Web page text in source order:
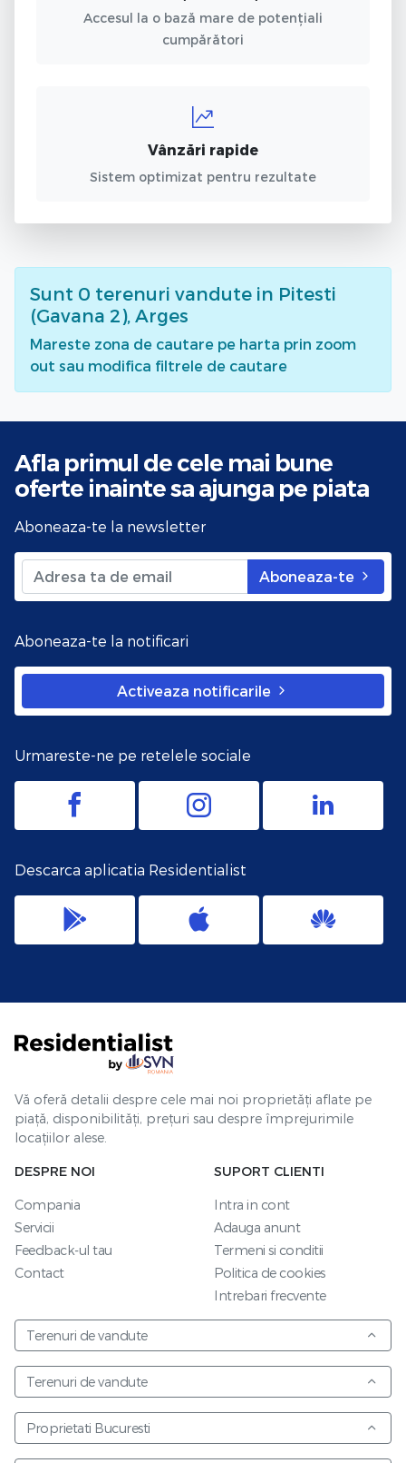
Accesul la o bază mare de potențiali
cumpărători
Vânzări rapide
Sistem optimizat pentru rezultate
Sunt 0 terenuri vandute in Pitesti
(Gavana 2), Arges
Mareste zona de cautare pe harta prin zoom
out sau modifica filtrele de cautare
Afla primul de cele mai bune
oferte inainte sa ajunga pe piata
Aboneaza-te la newsletter
Aboneaza-te
Aboneaza-te la notificari
Activeaza notificarile
Urmareste-ne pe retelele sociale
Descarca aplicatia Residentialist
Vă oferă detalii despre cele mai noi proprietăți aflate pe
piață, disponibilități, prețuri sau despre împrejurimile
locațiilor alese.
DESPRE NOI
Compania
Servicii
Feedback-ul tau
Contact
SUPORT CLIENTI
Intra in cont
Adauga anunt
Termeni si conditii
Politica de cookies
Intrebari frecvente
Terenuri de vandute
Terenuri de vandute
Proprietati Bucuresti